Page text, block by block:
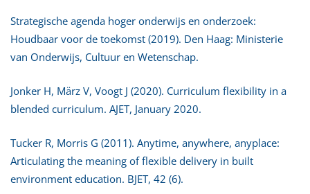
Strategische agenda hoger onderwijs en onderzoek:
Houdbaar voor de toekomst (2019). Den Haag: Ministerie
van Onderwijs, Cultuur en Wetenschap.
Jonker H, März V, Voogt J (2020). Curriculum flexibility in a
blended curriculum. AJET, January 2020.
Tucker R, Morris G (2011). Anytime, anywhere, anyplace:
Articulating the meaning of flexible delivery in built
environment education. BJET, 42 (6).